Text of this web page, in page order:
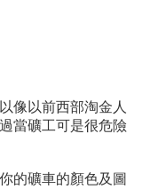
像以前西部淘金人
當礦工可是很危險
的礦車的顏色及圖